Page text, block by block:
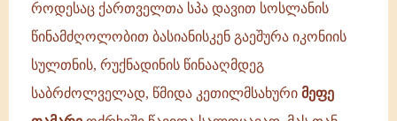
როდესაც ქართველთა სპა დავით სოსლანის
წინამძღოლობით ბასიანისკენ გაეშურა იკონიის
სულთნის, რუქნადინის წინააღმდეგ
საბრძოლველად, წმიდა კეთილმსახური მეფე